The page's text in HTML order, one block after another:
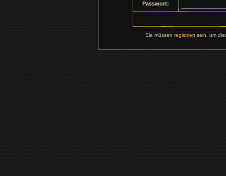
Passwort:
Sie müssen registriertsein, um